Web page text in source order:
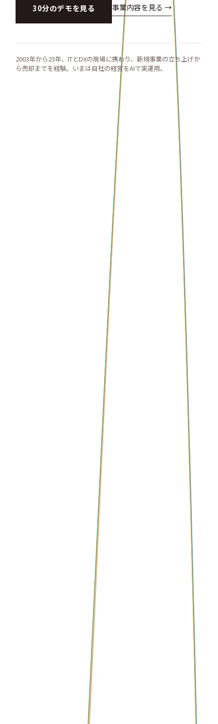
30分のデモを見る 事業内容を見る →
2003年から23年、ITとDXの現場に携わり、新規事業の立ち上げか
ら売却までを経験。いまは自社の経営をAIで実運用。